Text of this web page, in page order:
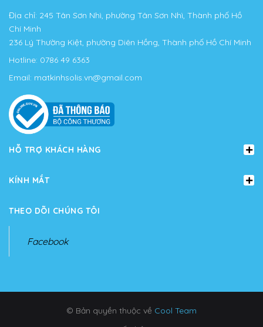
Địa chỉ: 245 Tân Sơn Nhì, phường Tân Sơn Nhì, Thành phố Hồ
Chí Minh
236 Lý Thường Kiệt, phường Diên Hồng, Thành phố Hồ Chí Minh
Hotline: 0786 49 6363
Email: matkinhsolis.vn@gmail.com
HỖ TRỢ KHÁCH HÀNG
KÍNH MẮT
THEO DÕI CHÚNG TÔI
Facebook
© Bản quyền thuộc về Cool Team